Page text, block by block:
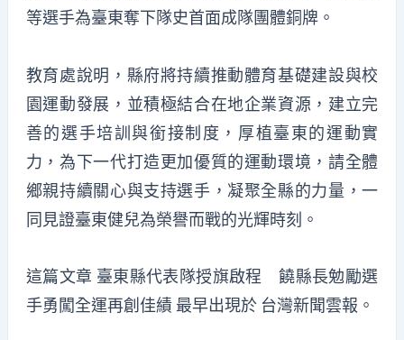
等選手為臺東奪下隊史首面成隊團體銅牌。
教育處說明，縣府將持續推動體育基礎建設與校
園運動發展，並積極結合在地企業資源，建立完
善的選手培訓與銜接制度，厚植臺東的運動實
力，為下一代打造更加優質的運動環境，請全體
鄉親持續關心與支持選手，凝聚全縣的力量，一
同見證臺東健兒為榮譽而戰的光輝時刻。
這篇文章 臺東縣代表隊授旗啟程 饒縣長勉勵選
手勇闖全運再創佳績最早出現於 台灣新聞雲報 。